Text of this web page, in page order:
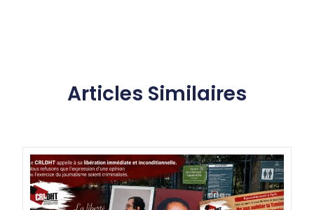
Articles Similaires